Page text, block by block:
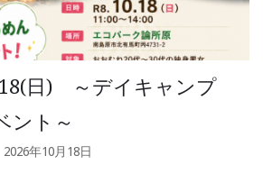
18(日) ～デイキャンプ
ント～
2026年10月18日